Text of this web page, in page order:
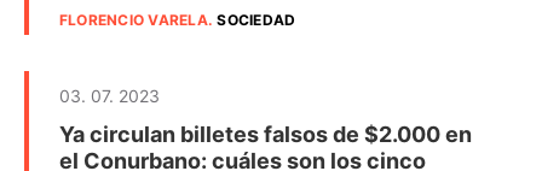
FLORENCIO VARELA.SOCIEDAD
03. 07. 2023
Ya circulan billetes falsos de $2.000 en
el Conurbano: cuáles son los cinco